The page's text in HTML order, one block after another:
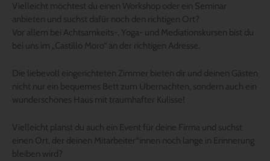
Vielleicht möchtest du einen Workshop oder ein Seminar
anbieten und suchst dafür noch den richtigen Ort?
Vor allem bei Achtsamkeits-, Yoga- und Mediationskursen bist du
bei uns im „Castillo Moro“ an der richtigen Adresse.
Die liebevoll eingerichteten Zimmer bieten dir und deinen Gästen
nicht nur ein bequemes Bett zum Übernachten, sondern auch ein
wunderschönes Haus mit traumhafter Kulisse!
Vielleicht planst du auch ein Event für deine Firma und suchst
einen Ort, der deinen Mitarbeiter*innen noch lange in Erinnerung
bleiben wird?